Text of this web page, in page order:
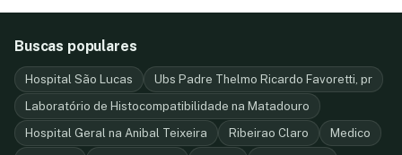
Buscas populares
Hospital São Lucas
Ubs Padre Thelmo Ricardo Favoretti, pr
Laboratório de Histocompatibilidade na Matadouro
Hospital Geral na Anibal Teixeira
Ribeirao Claro
Medico